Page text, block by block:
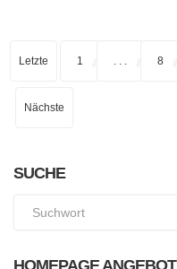
Letzte 1 8
Nächste
SUCHE
HOMEPAGE ANGEBOT